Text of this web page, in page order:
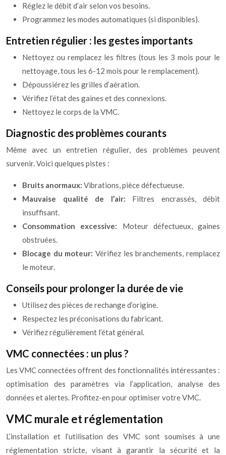
Réglez le débit d’air selon vos besoins.
Programmez les modes automatiques (si disponibles).
Entretien régulier : les gestes importants
Nettoyez ou remplacez les filtres (tous les 3 mois pour le
nettoyage, tous les 6-12 mois pour le remplacement).
Dépoussiérez les grilles d’aération.
Vérifiez l’état des gaines et des connexions.
Nettoyez le corps de la VMC.
Diagnostic des problèmes courants
Même avec un entretien régulier, des problèmes peuvent
survenir. Voici quelques pistes :
Bruits anormaux: Vibrations, pièce défectueuse.
Mauvaise qualité de l’air: Filtres encrassés, débit
insuffisant.
Consommation excessive: Moteur défectueux, gaines
obstruées.
Blocage du moteur: Vérifiez les branchements, remplacez
le moteur.
Conseils pour prolonger la durée de vie
Utilisez des pièces de rechange d’origine.
Respectez les préconisations du fabricant.
Vérifiez régulièrement l’état général.
VMC connectées : un plus ?
Les VMC connectées offrent des fonctionnalités intéressantes :
optimisation des paramètres via l’application, analyse des
données et alertes. Profitez-en pour optimiser votre VMC.
VMC murale et réglementation
L’installation et l’utilisation des VMC sont soumises à une
réglementation stricte, visant à garantir la sécurité et la